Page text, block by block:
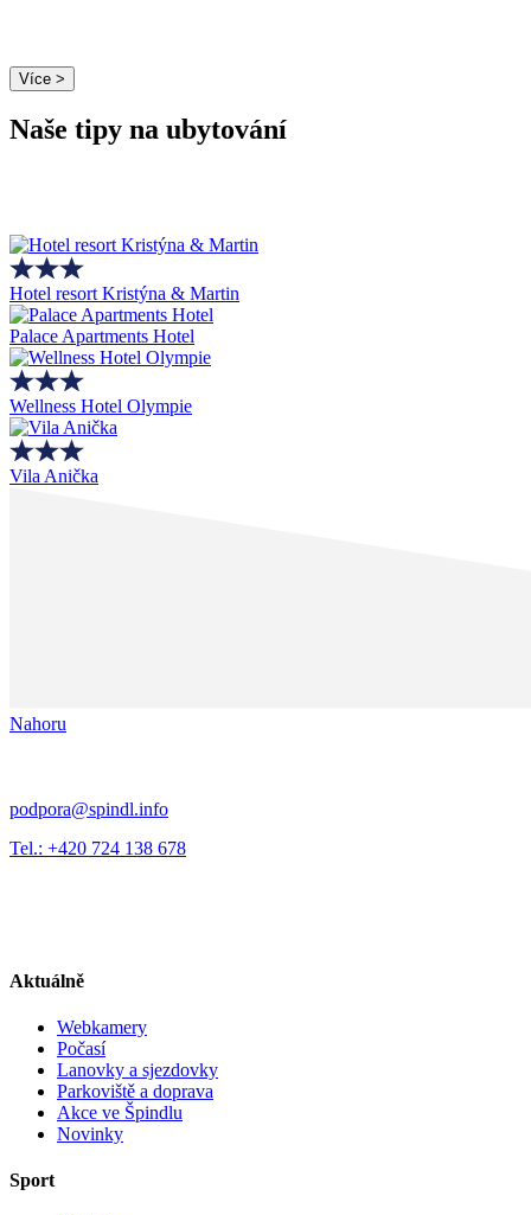
Více >
Naše tipy na ubytování
Hotel resort Kristýna & Martin
Palace Apartments Hotel
Wellness Hotel Olympie
Vila Anička
Nahoru
podpora@spindl.info
Tel.: +420 724 138 678
Aktuálně
Webkamery
Počasí
Lanovky a sjezdovky
Parkoviště a doprava
Akce ve Špindlu
Novinky
Sport